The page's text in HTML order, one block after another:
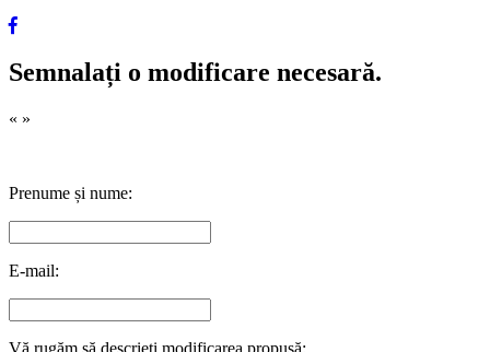
Semnalați o modificare necesară.
« »
Prenume și nume:
E-mail: